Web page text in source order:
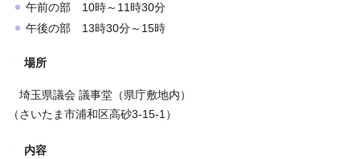
午前の部 10時～11時30分
午後の部 13時30分～15時
場所
埼玉県議会 議事堂（県庁敷地内）
（さいたま市浦和区高砂3-15-1）
内容